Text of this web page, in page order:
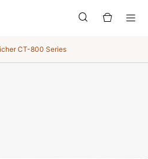
CT-800 Series